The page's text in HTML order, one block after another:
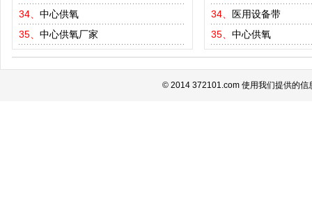
34、 中心供氧
35、 中心供氧厂家
34、
医用设备带
35、 中心供氧
© 2014 372101.com 使用我们提供的信